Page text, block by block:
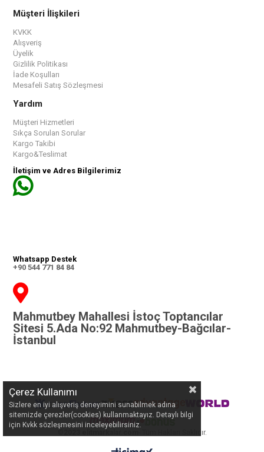
Müşteri İlişkileri
KVKK
Alışveriş
Üyelik
Gizlilik Politikası
İade Koşulları
Mesafeli Satış Sözleşmesi
Yardım
Müşteri Hizmetleri
Sıkça Sorulan Sorular
Kargo Takibi
Kargo&Teslimat
İletişim ve Adres Bilgilerimiz
Whatsapp Destek
+90 544 771 84 84
Mahmutbey Mahallesi İstoç Toptancılar
Sitesi 5.Ada No:92 Mahmutbey-Bağcılar-
İstanbul
- Tüm Hakları Saklıdır.
Çerez Kullanımı
Sizlere en iyi alışveriş deneyimini sunabilmek adına
sitemizde çerezler(cookies) kullanmaktayız. Detaylı bilgi
için Kvkk sözleşmesini inceleyebilirsiniz.